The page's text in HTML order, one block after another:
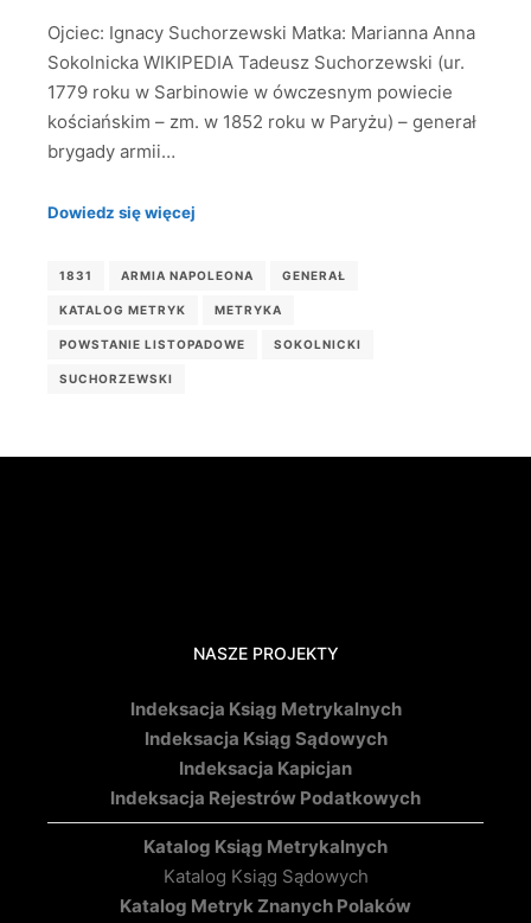
Ojciec: Ignacy Suchorzewski Matka: Marianna Anna
Sokolnicka WIKIPEDIA Tadeusz Suchorzewski (ur.
1779 roku w Sarbinowie w ówczesnym powiecie
kościańskim – zm. w 1852 roku w Paryżu) – generał
brygady armii…
Dowiedz się więcej
1831 ARMIA NAPOLEONA GENERAŁ
KATALOG METRYK METRYKA
POWSTANIE LISTOPADOWE SOKOLNICKI
SUCHORZEWSKI
NASZE PROJEKTY
Indeksacja Ksiąg Metrykalnych
Indeksacja Ksiąg Sądowych
Indeksacja Kapicjan
Indeksacja Rejestrów Podatkowych
Katalog Ksiąg Metrykalnych
Katalog Ksiąg Sądowych
Katalog Metryk Znanych Polaków